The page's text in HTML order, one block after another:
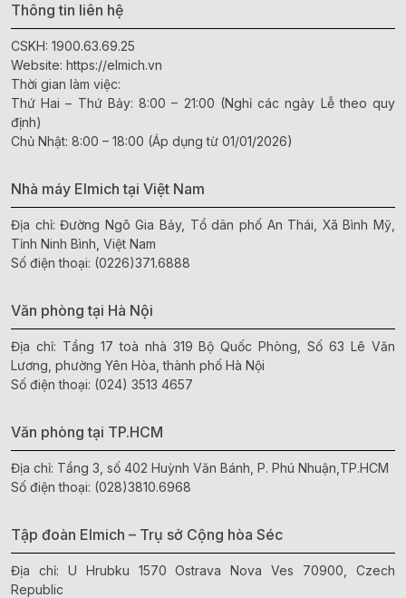
Thông tin liên hệ
CSKH: 1900.63.69.25
Website: https://elmich.vn
Thời gian làm việc:
Thứ Hai – Thứ Bảy: 8:00 – 21:00 (Nghỉ các ngày Lễ theo quy
định)
Chủ Nhật: 8:00 – 18:00 (Áp dụng từ 01/01/2026)
Nhà máy Elmich tại Việt Nam
Địa chỉ: Đường Ngô Gia Bảy, Tổ dân phố An Thái, Xã Bình Mỹ,
Tỉnh Ninh Bình, Việt Nam
Số điện thoại: (0226)371.6888
Văn phòng tại Hà Nội
Địa chỉ: Tầng 17 toà nhà 319 Bộ Quốc Phòng, Số 63 Lê Văn
Lương, phường Yên Hòa, thành phố Hà Nội
Số điện thoại: (024) 3513 4657
Văn phòng tại TP.HCM
Địa chỉ: Tầng 3, số 402 Huỳnh Văn Bánh, P. Phú Nhuận,TP.HCM
Số điện thoại: (028)3810.6968
Tập đoàn Elmich – Trụ sở Cộng hòa Séc
Địa chỉ: U Hrubku 1570 Ostrava Nova Ves 70900, Czech
Republic